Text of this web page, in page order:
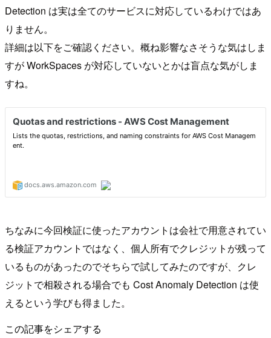
Detection は実は全てのサービスに対応しているわけではあ
りません。
詳細は以下をご確認ください。概ね影響なさそうな気はしま
すが WorkSpaces が対応していないとかは盲点な気がしま
すね。
ちなみに今回検証に使ったアカウントは会社で用意されてい
る検証アカウントではなく、個人所有でクレジットが残って
いるものがあったのでそちらで試してみたのですが、クレ
ジットで相殺される場合でも Cost Anomaly Detection は使
えるという学びも得ました。
この記事をシェアする